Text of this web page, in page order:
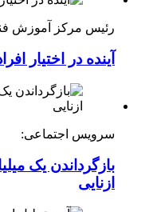
رئیس مرکز آموزش
آینده در اختیار
سرویس اجتماعی:
بازگرداندن یک
ازنایی